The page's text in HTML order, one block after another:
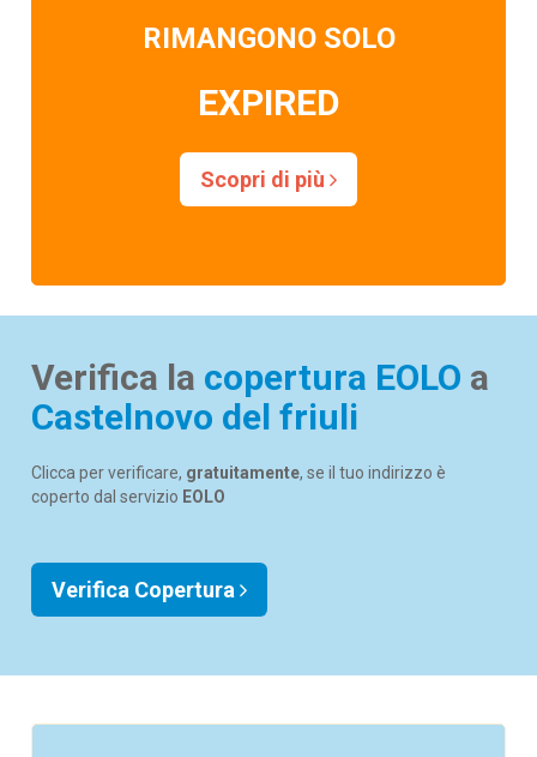
RIMANGONO SOLO
EXPIRED
Scopri di più
Verifica la copertura EOLO a
Castelnovo del friuli
Clicca per verificare, gratuitamente, se il tuo indirizzo è
coperto dal servizio EOLO
Verifica Copertura